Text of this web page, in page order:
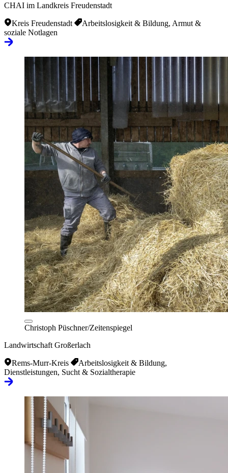
CHAI im Landkreis Freudenstadt
Kreis Freudenstadt
Arbeitslosigkeit & Bildung, Armut &
soziale Notlagen
Christoph Püschner/Zeitenspiegel
Landwirtschaft Großerlach
Rems-Murr-Kreis
Arbeitslosigkeit & Bildung,
Dienstleistungen, Sucht & Sozialtherapie